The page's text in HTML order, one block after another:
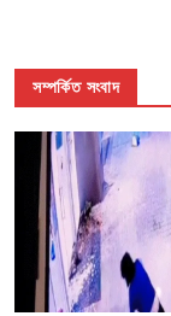
সম্পর্কিত সংবাদ